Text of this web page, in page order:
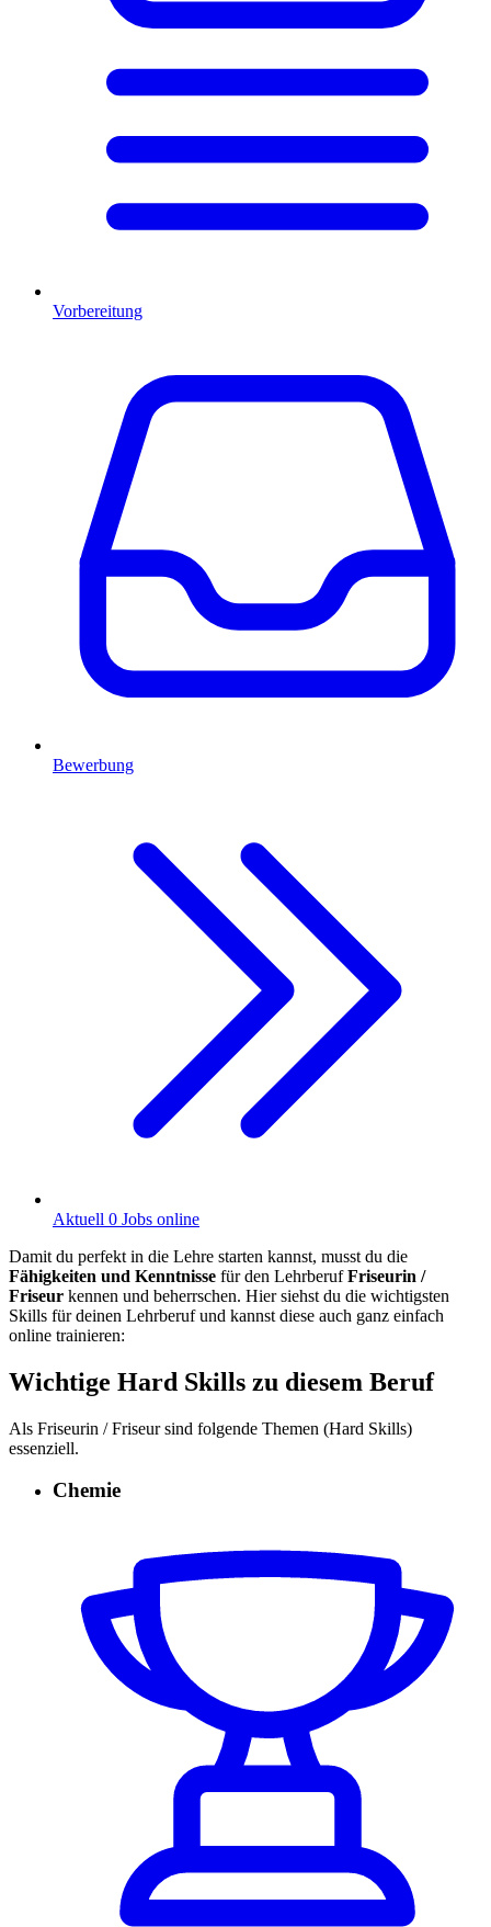
Vorbereitung
Bewerbung
Aktuell 0 Jobs online
Damit du perfekt in die Lehre starten kannst, musst du die
Fähigkeiten und Kenntnisse für den LehrberufFriseurin /
Friseur kennen und beherrschen. Hier siehst du die wichtigsten
Skills für deinen Lehrberuf und kannst diese auch ganz einfach
online trainieren:
Wichtige Hard Skills zu diesem Beruf
Als Friseurin / Friseur sind folgende Themen (Hard Skills)
essenziell.
Chemie